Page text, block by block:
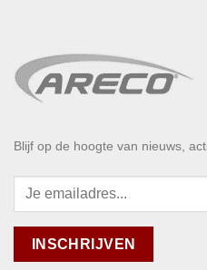
Blijf op de hoogte van nieuws,